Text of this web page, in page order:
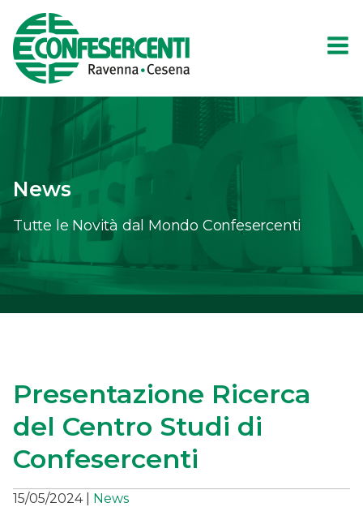
News
Tutte le Novità dal Mondo Confesercenti
Presentazione Ricerca
del Centro Studi di
Confesercenti
15/05/2024| News